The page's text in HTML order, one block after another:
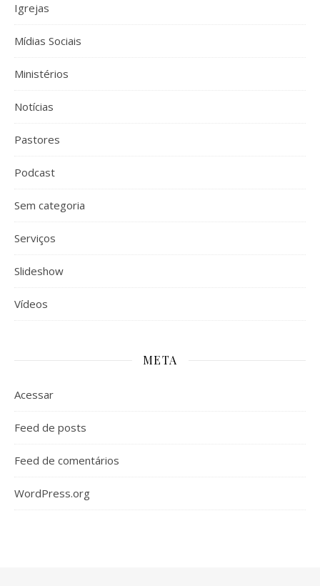
Igrejas
Mídias Sociais
Ministérios
Notícias
Pastores
Podcast
Sem categoria
Serviços
Slideshow
Vídeos
META
Acessar
Feed de posts
Feed de comentários
WordPress.org